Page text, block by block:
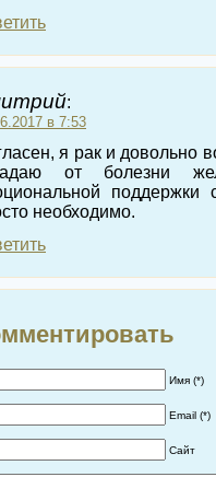
:
в 7:53
я рак и довольно
от болезни
поддержки
необходимо.
Имя (*)
Email (*)
Сайт